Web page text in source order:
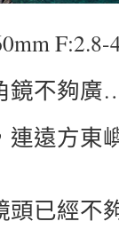
F:2.8-
角鏡不
遠方東
頭已經不